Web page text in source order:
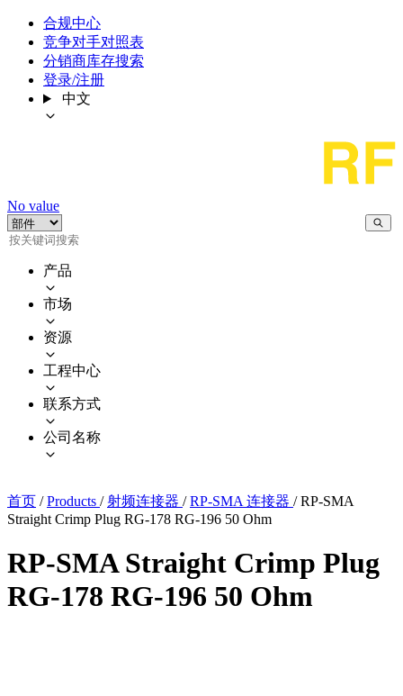
合规中心
竞争对手对照表
分销商库存搜索
登录/注册
中文
No value
产品
市场
资源
工程中心
联系方式
公司名称
首页 / Products / 射频连接器 / RP-SMA 连接器 / RP-SMA
Straight Crimp Plug RG-178 RG-196 50 Ohm
RP-SMA Straight Crimp Plug
RG-178 RG-196 50 Ohm